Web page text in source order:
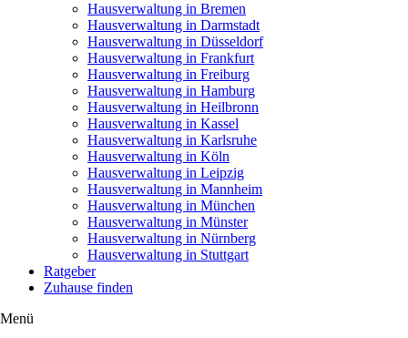
Hausverwaltung in Bremen
Hausverwaltung in Darmstadt
Hausverwaltung in Düsseldorf
Hausverwaltung in Frankfurt
Hausverwaltung in Freiburg
Hausverwaltung in Hamburg
Hausverwaltung in Heilbronn
Hausverwaltung in Kassel
Hausverwaltung in Karlsruhe
Hausverwaltung in Köln
Hausverwaltung in Leipzig
Hausverwaltung in Mannheim
Hausverwaltung in München
Hausverwaltung in Münster
Hausverwaltung in Nürnberg
Hausverwaltung in Stuttgart
Ratgeber
Zuhause finden
Menü